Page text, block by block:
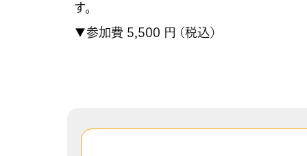
す。
▼参加費 5,500 円 (税込)